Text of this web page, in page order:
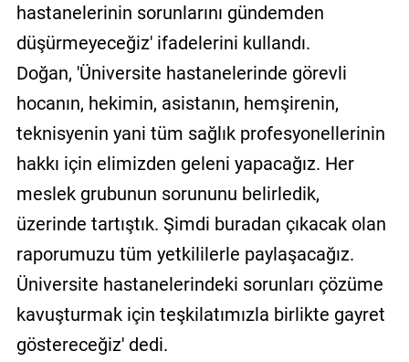
hastanelerinin sorunlarını gündemden
düşürmeyeceğiz' ifadelerini kullandı.
Doğan, 'Üniversite hastanelerinde görevli
hocanın, hekimin, asistanın, hemşirenin,
teknisyenin yani tüm sağlık profesyonellerinin
hakkı için elimizden geleni yapacağız. Her
meslek grubunun sorununu belirledik,
üzerinde tartıştık. Şimdi buradan çıkacak olan
raporumuzu tüm yetkililerle paylaşacağız.
Üniversite hastanelerindeki sorunları çözüme
kavuşturmak için teşkilatımızla birlikte gayret
göstereceğiz' dedi.